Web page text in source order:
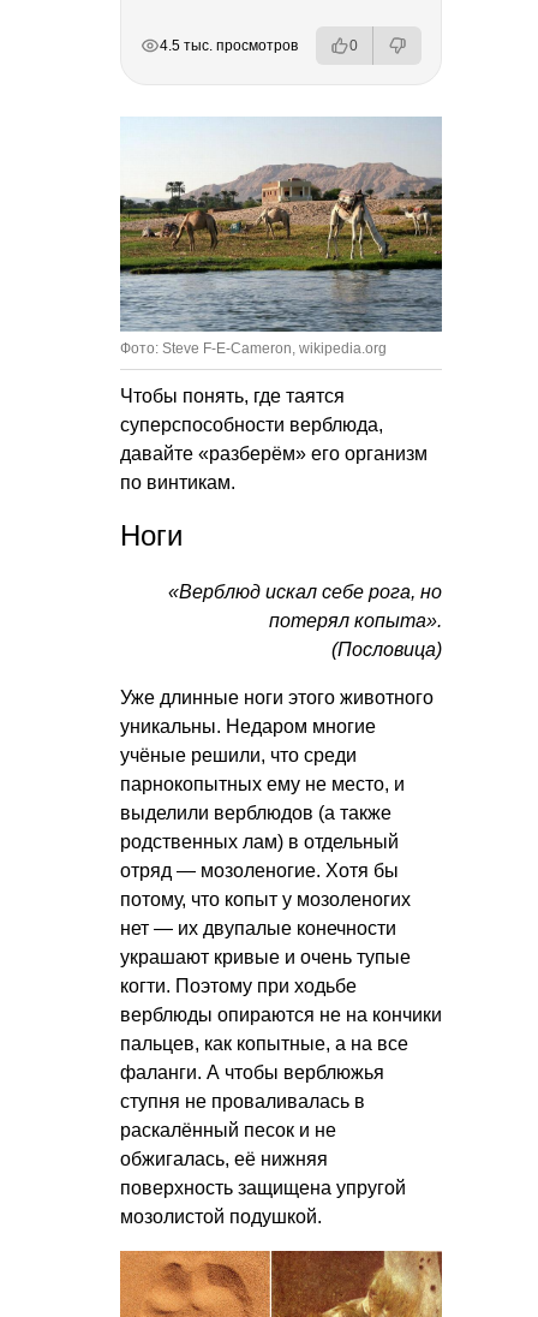
4.5 тыс. просмотров 0
Фото: Steve F-E-Cameron, wikipedia.org
Чтобы понять, где таятся
суперспособности верблюда,
давайте «разберём» его организм
по винтикам.
Ноги
«Верблюд искал себе рога, но
потерял копыта».
(Пословица)
Уже длинные ноги этого животного
уникальны. Недаром многие
учёные решили, что среди
парнокопытных ему не место, и
выделили верблюдов (а также
родственных лам) в отдельный
отряд — мозоленогие. Хотя бы
потому, что копыт у мозоленогих
нет — их двупалые конечности
украшают кривые и очень тупые
когти. Поэтому при ходьбе
верблюды опираются не на кончики
пальцев, как копытные, а на все
фаланги. А чтобы верблюжья
ступня не проваливалась в
раскалённый песок и не
обжигалась, её нижняя
поверхность защищена упругой
мозолистой подушкой.